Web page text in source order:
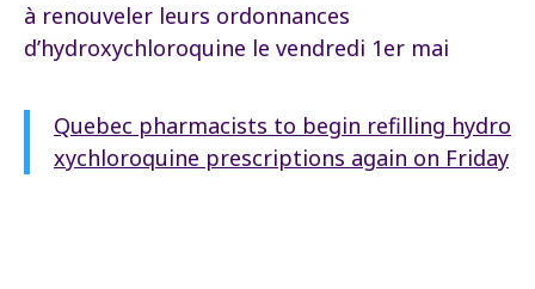
à renouveler leurs ordonnances
d’hydroxychloroquine le vendredi 1er mai
Quebec pharmacists to begin refilling hydro
xychloroquine prescriptions again on Friday